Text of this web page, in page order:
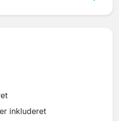
inkluderet